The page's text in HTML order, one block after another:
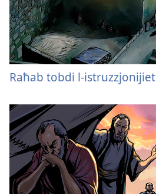
Raħab tobdi l-istruzzjonijiet